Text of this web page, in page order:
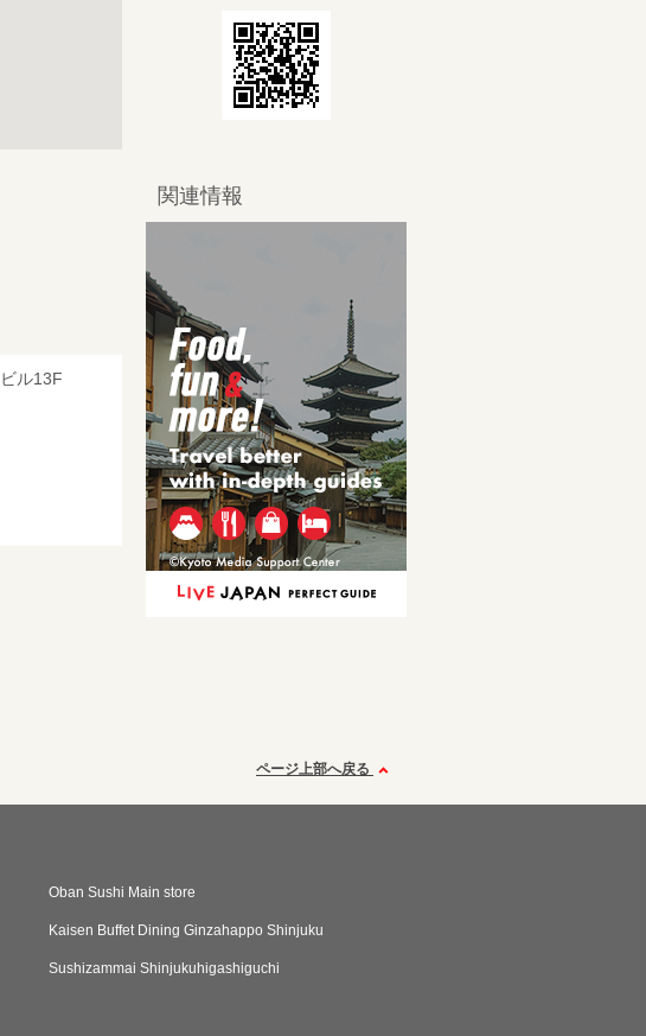
ル13F
関連情報
ページ上部へ戻る
Oban Sushi Main store
Kaisen Buffet Dining Ginzahappo Shinjuku
Sushizammai Shinjukuhigashiguchi